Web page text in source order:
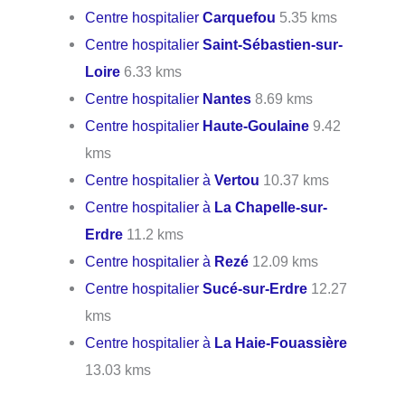
Centre hospitalierCarquefou 5.35 kms
Centre hospitalierSaint-Sébastien-sur-
Loire 6.33 kms
Centre hospitalier Nantes 8.69 kms
Centre hospitalier Haute-Goulaine 9.42
kms
Centre hospitalier àVertou 10.37 kms
Centre hospitalier à La Chapelle-sur-
Erdre 11.2 kms
Centre hospitalier à Rezé 12.09 kms
Centre hospitalierSucé-sur-Erdre 12.27
kms
Centre hospitalier à La Haie-Fouassière
13.03 kms